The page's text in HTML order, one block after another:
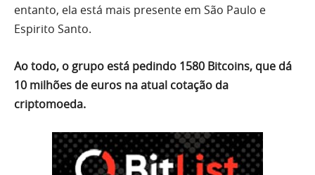
entanto, ela está mais presente em São Paulo e
Espirito Santo.
Ao todo, o grupo está pedindo 1580 Bitcoins, que dá
10 milhões de euros na atual cotação da
criptomoeda.